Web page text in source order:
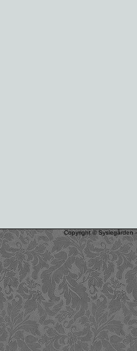
Copyright © Syslegården